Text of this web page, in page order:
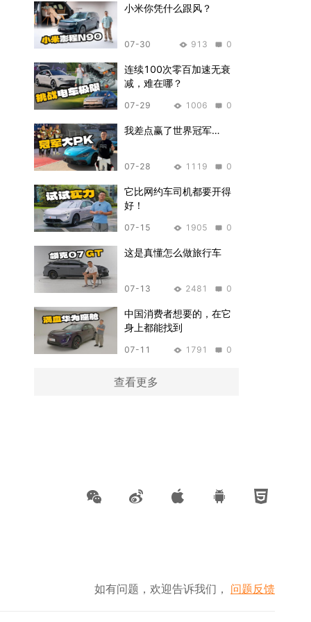
小米你凭什么跟风？
07-30 913 0
连续100次零百加速无衰
减，难在哪？
07-29 1006 0
我差点赢了世界冠军…
07-28 1119 0
它比网约车司机都要开得
好！
07-15 1905 0
这是真懂怎么做旅行车
07-13 2481 0
中国消费者想要的，在它
身上都能找到
07-11 1791 0
查看更多
如有问题，欢迎告诉我们， 问题反馈